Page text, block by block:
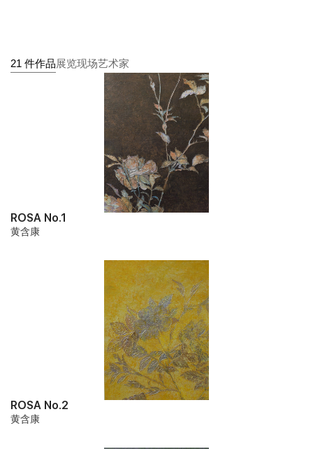
色，比如玫瑰象征了殉教者所流的鲜血。在西方，人们所赋予玫瑰
的“含义”之多样是没有任何一种花卉能够比得上的。这组“ROSA”，
即是欧洲玫瑰，也是中国月季，一花同饰两角。“Rosa”通过西方和
中国在时间和空间交汇、流通、变迁，成为历史和文化的转换。
黄含康1977年生于苏州，2006年毕业于法国巴黎塞尔其国家高等艺
术学院。他的作品曾被多个艺术机构受邀参展，他的个展包括：风
定轻重，ART LABOR画廊，上海（2023）；Sum show, Anne de
Villepoix画廊，巴黎（2013）；Turn on the Light，Bertrand &
Gruner画廊，日内瓦（2012）；Fragment of Numerous
Impacts，Bertrand & Gruner画廊，日内瓦（2009）；Recent
Watercolors，Danese画廊，纽约。他的近期群展包括：微暗的
火，艾可画廊，上海（2023）；身躯之外，Brownie Project，上海
篮，TX淮海neXtlab予美术馆，上海（2021）；金汤，CHAO艺术
中心，北京（2020）；Works on Paper，Sébastien Bertrand画
廊，日内瓦（2015）。黄含康现生活工作于上海和巴黎。
21 件作品展览现场艺术家
ROSA No.1
黄含康
ROSA No.2
黄含康